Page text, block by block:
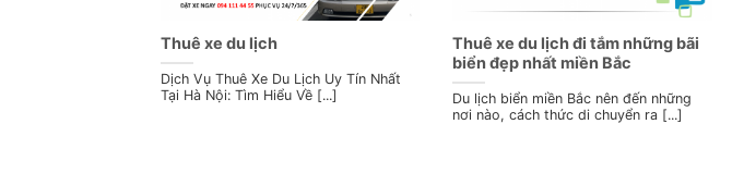
Thuê xe du lịch
Dịch Vụ Thuê Xe Du Lịch Uy Tín Nhất
Tại Hà Nội: Tìm Hiểu Về [...]
Thuê xe du lịch đi tắm những bãi
biển đẹp nhất miền Bắc
Du lịch biển miền Bắc nên đến những
nơi nào, cách thức di chuyển ra [...]